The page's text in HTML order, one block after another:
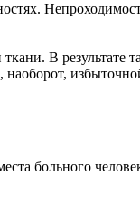
В результате
больного